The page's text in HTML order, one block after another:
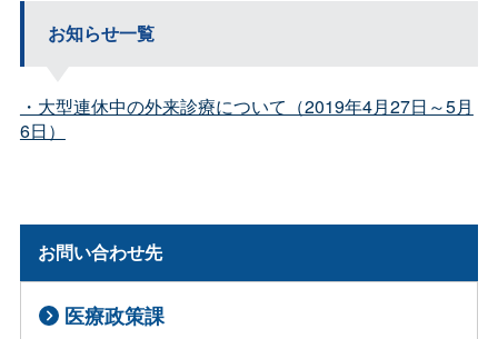
お知らせ一覧
・大型連休中の外来診療について（2019年4月27日～5月
6日）
お問い合わせ先
医療政策課